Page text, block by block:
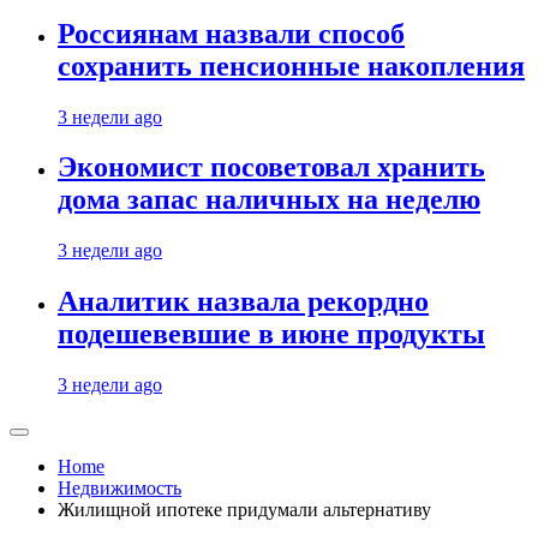
Россиянам назвали способ
сохранить пенсионные накопления
3 недели ago
Экономист посоветовал хранить
дома запас наличных на неделю
3 недели ago
Аналитик назвала рекордно
подешевевшие в июне продукты
3 недели ago
Home
Недвижимость
Жилищной ипотеке придумали альтернативу